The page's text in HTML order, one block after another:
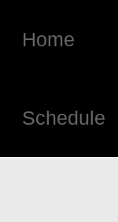
Home
Schedule